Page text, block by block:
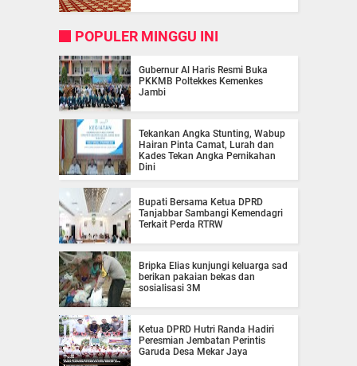
POPULER MINGGU INI
Gubernur Al Haris Resmi Buka
PKKMB Poltekkes Kemenkes
Jambi
Tekankan Angka Stunting, Wabup
Hairan Pinta Camat, Lurah dan
Kades Tekan Angka Pernikahan
Dini
Bupati Bersama Ketua DPRD
Tanjabbar Sambangi Kemendagri
Terkait Perda RTRW
Bripka Elias kunjungi keluarga sad
berikan pakaian bekas dan
sosialisasi 3M
Ketua DPRD Hutri Randa Hadiri
Peresmian Jembatan Perintis
Garuda Desa Mekar Jaya